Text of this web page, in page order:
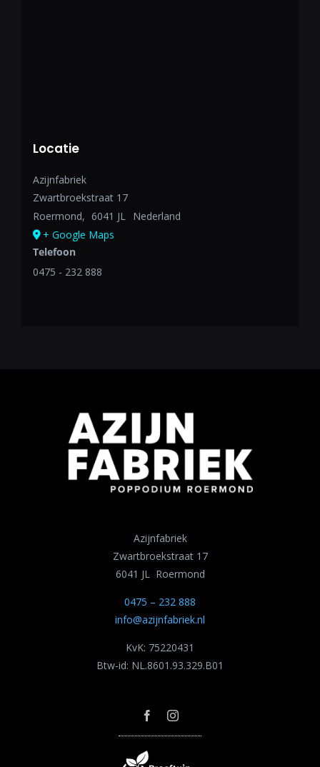
Locatie
Azijnfabriek
Zwartbroekstraat 17
Roermond, 6041 JL
Nederland
+ Google Maps
Telefoon
0475 - 232 888
Azijnfabriek
Zwartbroekstraat 17
6041 JL Roermond
0475 – 232 888
info@azijnfabriek.nl
KvK: 75220431
Btw-id: NL.8601.93.329.B01